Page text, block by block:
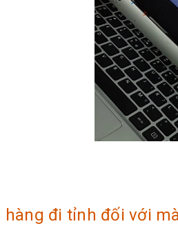
hàng đi tỉnh đối với